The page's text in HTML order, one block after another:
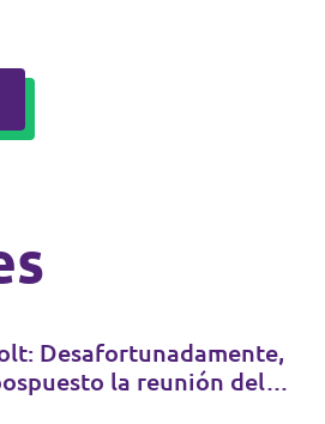
Desafortunadamente,
la reunión del